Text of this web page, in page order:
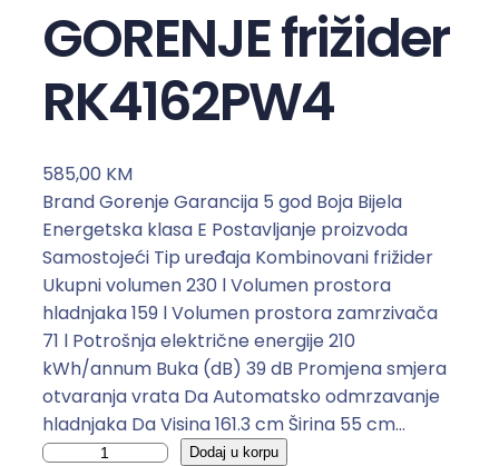
GORENJE frižider
RK4162PW4
585,00 KM
Brand Gorenje Garancija 5 god Boja Bijela
Energetska klasa E Postavljanje proizvoda
Samostojeći Tip uređaja Kombinovani frižider
Ukupni volumen 230 l Volumen prostora
hladnjaka 159 l Volumen prostora zamrzivača
71 l Potrošnja električne energije 210
kWh/annum Buka (dB) 39 dB Promjena smjera
otvaranja vrata Da Automatsko odmrzavanje
hladnjaka Da Visina 161.3 cm Širina 55 cm…
G
Dodaj u korpu